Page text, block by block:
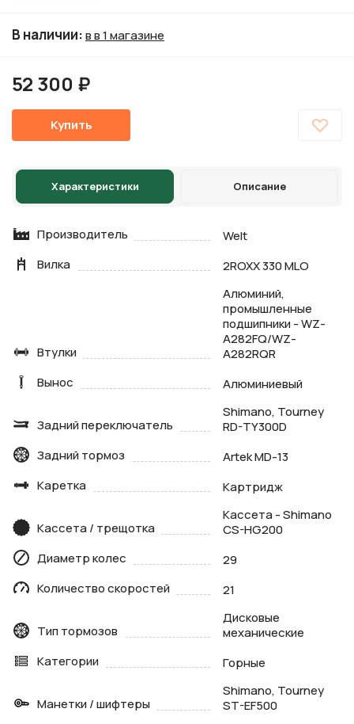
В наличии:в в 1 магазине
52 300 ₽
Купить
Характеристики Описание
Производитель
Welt
Вилка
2ROXX 330 MLO
Втулки
Алюминий,
промышленные
подшипники - WZ-
A282FQ/WZ-
A282RQR
Вынос
Алюминиевый
Задний переключатель
Shimano, Tourney
RD-TY300D
Задний тормоз
Artek MD-13
Каретка
Картридж
Кассета / трещотка
Кассета - Shimano
CS-HG200
Диаметр колес
29
Количество скоростей
21
Тип тормозов
Дисковые
механические
Категории
Горные
Манетки / шифтеры
Shimano, Tourney
ST-EF500